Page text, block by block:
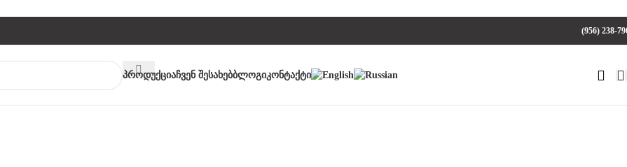
(956) 238-
ᲞროდუქციაᲩვენ ᲨესახებᲑლოგიᲙონტაქტი